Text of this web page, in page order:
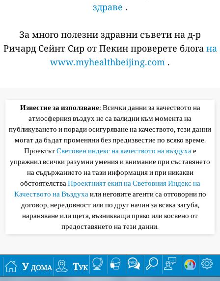
здраве .
За много полезни здравни съвети на д-р
Ричард Сейнт Сир от Пекин проверете блога на
www.myhealthbeijing.com .
Известие за използване: Всички данни за качеството на
атмосферния въздух не са валидни към момента на
публикуването и поради осигуряване на качеството, тези данни
могат да бъдат променяни без предизвестие по всяко време.
ПроектътСветовен индекс на качеството на въздухае
упражнил всички разумни умения и внимание при съставянето
на съдържанието на тази информация и при никакви
обстоятелстваПроектният екип на Световния Индекс на
Качеството на Въздухаили неговите агенти са отговорни по
договор, нередовност или по друг начин за всяка загуба,
нараняване или щета, възникващи пряко или косвено от
предоставянето на тези данни.
У дома Тук